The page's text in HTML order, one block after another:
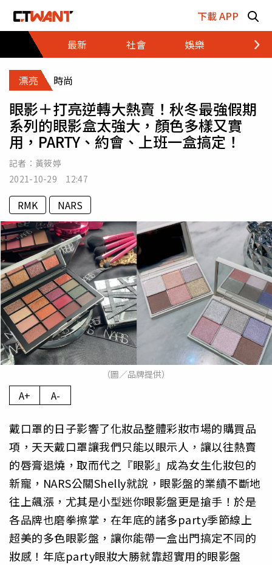
下載 APP
最新
社會 娛樂 財經
漂亮 時尚
眼影＋打亮逆轉大熱賣！秋冬最強假期
系列的眼影盒太強大，顏色多樣又實
用，PARTY、約會、上班一盒搞定！
記者： 黃筱婷
2021-10-29 12:47
RMK NARS
（圖／品牌提供）
A+ A-
戴口罩的日子影響了化妝品整體彩妝市場的購買品
項， 天天戴口罩讓我們只能以眼示人，讓以往熱賣
的唇膏退燒， 取而代之『眼影』成為女生化妝包的
新寵，NARS公關Shelly就說，眼影盤的業績不斷地
往上飆漲， 尤其是小型迷你眼影盤更是搶手！於是
各品牌也磨拳擦掌， 在年底的諸多party季節線上
超美的多色眼影盤， 讓你能帶一盒出門搞定不同的
妝感！年底party眼妝大勝就靠超實用的眼影盤